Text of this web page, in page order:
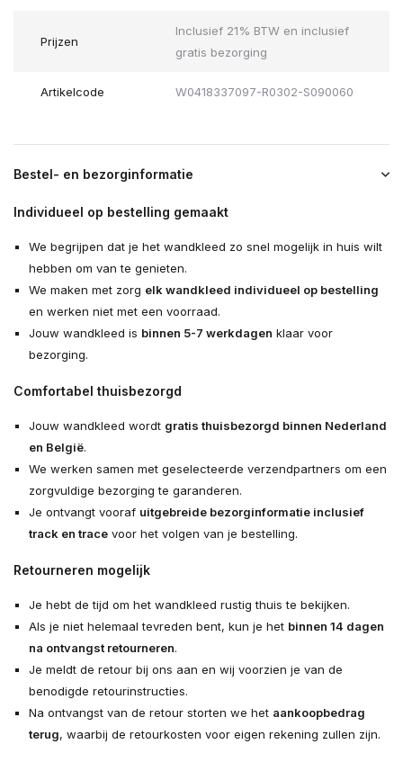
Prijzen
Inclusief 21% BTW en inclusief
gratis bezorging
Artikelcode W0418337097-R0302-S090060
Bestel- en bezorginformatie
Individueel op bestelling gemaakt
We begrijpen dat je het wandkleed zo snel mogelijk in huis wilt
hebben om van te genieten.
We maken met zorg elk wandkleed individueel op bestelling
en werken niet met een voorraad.
Jouw wandkleed is binnen 5-7 werkdagen klaar voor
bezorging.
Comfortabel thuisbezorgd
Jouw wandkleed wordt gratis thuisbezorgd binnen Nederland
en België.
We werken samen met geselecteerde verzendpartners om een
zorgvuldige bezorging te garanderen.
Je ontvangt vooraf uitgebreide bezorginformatie inclusief
track en tracevoor het volgen van je bestelling.
Retourneren mogelijk
Je hebt de tijd om het wandkleed rustig thuis te bekijken.
Als je niet helemaal tevreden bent, kun je het binnen 14 dagen
na ontvangst retourneren.
Je meldt de retour bij ons aan en wij voorzien je van de
benodigde retourinstructies.
Na ontvangst van de retour storten we het aankoopbedrag
terug, waarbij de retourkosten voor eigen rekening zullen zijn.